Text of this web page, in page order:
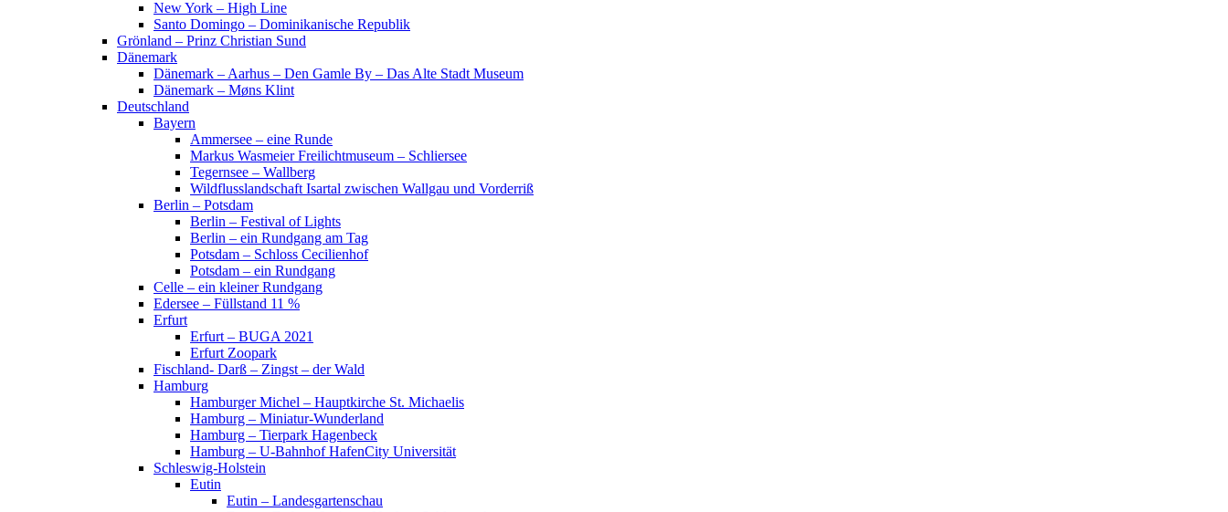
New York – High Line
Santo Domingo – Dominikanische Republik
Grönland – Prinz Christian Sund
Dänemark
Dänemark – Aarhus – Den Gamle By – Das Alte Stadt Museum
Dänemark – Møns Klint
Deutschland
Bayern
Ammersee – eine Runde
Markus Wasmeier Freilichtmuseum – Schliersee
Tegernsee – Wallberg
Wildflusslandschaft Isartal zwischen Wallgau und Vorderriß
Berlin – Potsdam
Berlin – Festival of Lights
Berlin – ein Rundgang am Tag
Potsdam – Schloss Cecilienhof
Potsdam – ein Rundgang
Celle – ein kleiner Rundgang
Edersee – Füllstand 11 %
Erfurt
Erfurt – BUGA 2021
Erfurt Zoopark
Fischland- Darß – Zingst – der Wald
Hamburg
Hamburger Michel – Hauptkirche St. Michaelis
Hamburg – Miniatur-Wunderland
Hamburg – Tierpark Hagenbeck
Hamburg – U-Bahnhof HafenCity Universität
Schleswig-Holstein
Eutin
Eutin – Landesgartenschau